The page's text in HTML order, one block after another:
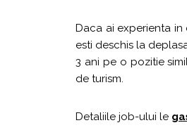
Daca ai experienta
esti deschis la
3 ani pe o pozitie
de turism.
Detaliile job-ului le